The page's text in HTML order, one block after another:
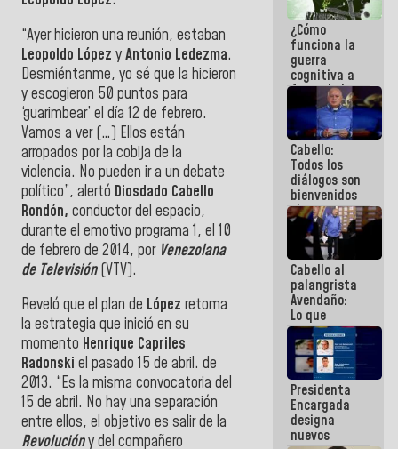
“Ayer hicieron una reunión, estaban
Leopoldo López yAntonio Ledezma.
Desmiéntanme, yo sé que la hicieron
y escogieron 50 puntos para
‘guarimbear’ el día 12 de febrero.
Vamos a ver (…) Ellos están
arropados por la cobija de la
violencia. No pueden ir a un debate
político”, alertó Diosdado Cabello
Rondón, conductor del espacio,
durante el emotivo programa 1, el 10
de febrero de 2014, por Venezolana
de Televisión(VTV).
Reveló que el plan de López retoma
la estrategia que inició en su
momento Henrique Capriles
Radonski el pasado 15 de abril. de
2013. “Es la misma convocatoria del
15 de abril. No hay una separación
entre ellos, el objetivo es salir de la
Revolucióny del compañero
ahorro
energético
¿Cómo
funciona la
guerra
cognitiva a
favor de la
narrativa
hegemónica?
(1)
Cabello:
Todos los
diálogos son
bienvenidos
siempre que
estén en el
marco de la
Constitución
de la
República
Cabello al
palangrista
Avendaño:
Lo que
vayas a
escribir
hazlo hoy
por que no
sabemos si
la semana
que viene
hay
Presidenta
Encargada
designa
nuevos